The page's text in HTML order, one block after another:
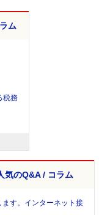
ム
税務
気のQ&A / コラム
ます。インターネット接